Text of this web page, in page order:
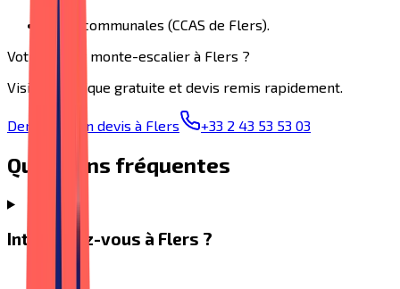
Aides communales (CCAS de Flers).
Votre projet monte-escalier à Flers ?
Visite technique gratuite et devis remis rapidement.
Demander un devis à Flers +33 2 43 53 53 03
Questions fréquentes
Intervenez-vous à Flers ?